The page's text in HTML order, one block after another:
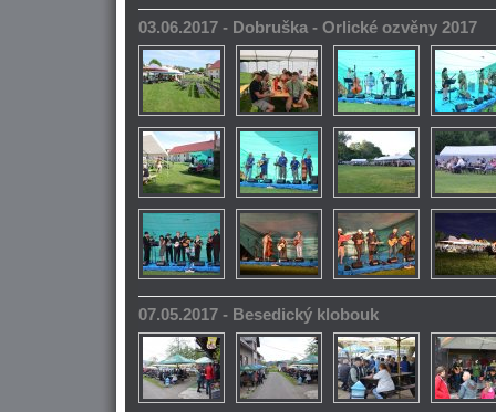
03.06.2017 - Dobruška - Orlické ozvěny 2017
07.05.2017 - Besedický klobouk